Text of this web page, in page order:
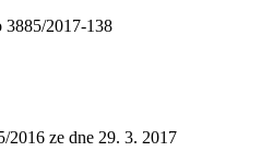
3885/2017-138
2016 ze dne 29. 3. 2017